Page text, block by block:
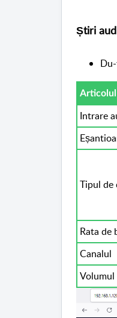
Știri
Intrare
Tipul de
Rata de
Canalul
Volumul